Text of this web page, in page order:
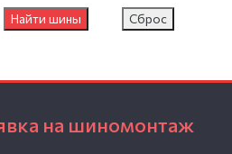
Armstrong
Atlas
Barez
Barum
Найти шины Сброс
на шиномонтаж